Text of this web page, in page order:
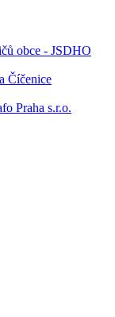
obce - JSDHO
Číčenice
Praha s.r.o.